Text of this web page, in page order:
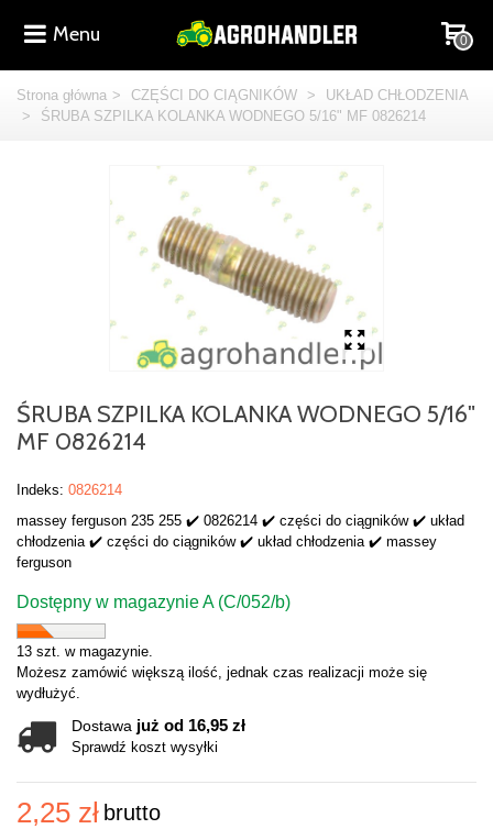
Menu 0
Strona główna > CZĘŚCI DO CIĄGNIKÓW >
UKŁAD CHŁODZENIA
>
ŚRUBA SZPILKA KOLANKA WODNEGO 5/16" MF 0826214
ŚRUBA SZPILKA KOLANKA WODNEGO 5/16"
MF 0826214
Indeks: 0826214
massey ferguson 235 255 ✔️ 0826214 ✔️ części do ciągników ✔️ układ
chłodzenia ✔️ części do ciągników ✔️ układ chłodzenia ✔️ massey
ferguson
Dostępny w magazynie A (C/052/b)
13 szt. w magazynie.
Możesz zamówić większą ilość, jednak czas realizacji może się
wydłużyć.
Dostawa już od 16,95 zł
Sprawdź koszt wysyłki
2,25 zł brutto